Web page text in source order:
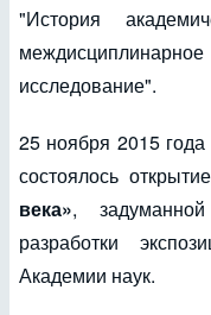
"История
исследование".
25 ноября 2015
состоялось
века»,
разработки
Академии наук.